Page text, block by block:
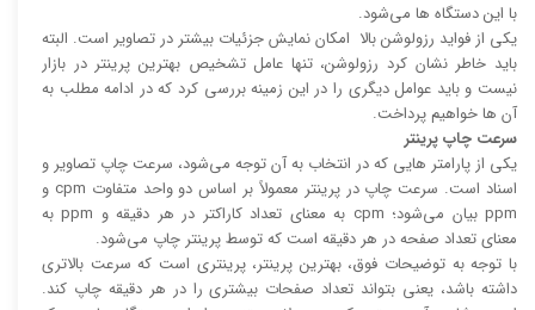
با این دستگاه ها می‌شود.
یکی از فواید رزولوشن بالا امکان نمایش جزئیات بیشتر در تصاویر است. البته
باید خاطر نشان کرد رزولوشن، تنها عامل تشخیص بهترین پرینتر در بازار
نیست و باید عوامل دیگری را در این زمینه بررسی کرد که در ادامه مطلب به
آن ها خواهیم پرداخت.
سرعت چاپ پرینتر
یکی از پارامتر هایی که در انتخاب به آن توجه می‌شود، سرعت چاپ تصاویر و
اسناد است. سرعت چاپ در پرینتر معمولاً بر اساس دو واحد متفاوت cpm و
ppm بیان می‌شود؛ cpm به معنای تعداد کاراکتر در هر دقیقه و ppm به
معنای تعداد صفحه در هر دقیقه است که توسط پرینتر چاپ می‌شود.
با توجه به توضیحات فوق، بهترین پرینتر، پرینتری است که سرعت بالا‌‌تری
داشته باشد، یعنی بتواند تعداد صفحات بیشتری را در هر دقیقه چاپ کند.